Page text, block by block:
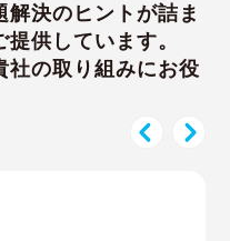
解決のヒントが詰ま
供しています。
社の取り組みにお役